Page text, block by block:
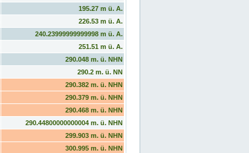
195.27 m ü. A.
226.53 m ü. A.
240.23999999999998 m ü. A.
251.51 m ü. A.
290.048 m. ü. NHN
290.2 m. ü. NN
290.382 m. ü. NHN
290.379 m. ü. NHN
290.468 m. ü. NHN
290.44800000000004 m. ü. NHN
299.903 m. ü. NHN
300.995 m. ü. NHN